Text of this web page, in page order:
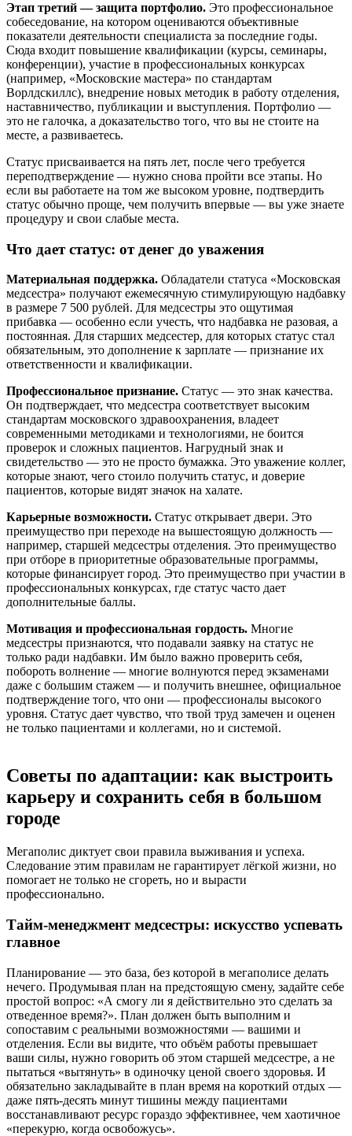
Этап третий — защита портфолио. Это профессиональное
собеседование, на котором оцениваются объективные
показатели деятельности специалиста за последние годы.
Сюда входит повышение квалификации (курсы, семинары,
конференции), участие в профессиональных конкурсах
(например, «Московские мастера» по стандартам
Ворлдскиллс), внедрение новых методик в работу отделения,
наставничество, публикации и выступления. Портфолио —
это не галочка, а доказательство того, что вы не стоите на
месте, а развиваетесь.
Статус присваивается на пять лет, после чего требуется
переподтверждение — нужно снова пройти все этапы. Но
если вы работаете на том же высоком уровне, подтвердить
статус обычно проще, чем получить впервые — вы уже знаете
процедуру и свои слабые места.
Что дает статус: от денег до уважения
Материальная поддержка. Обладатели статуса «Московская
медсестра» получают ежемесячную стимулирующую надбавку
в размере 7 500 рублей. Для медсестры это ощутимая
прибавка — особенно если учесть, что надбавка не разовая, а
постоянная. Для старших медсестер, для которых статус стал
обязательным, это дополнение к зарплате — признание их
ответственности и квалификации.
Профессиональное признание. Статус — это знак качества.
Он подтверждает, что медсестра соответствует высоким
стандартам московского здравоохранения, владеет
современными методиками и технологиями, не боится
проверок и сложных пациентов. Нагрудный знак и
свидетельство — это не просто бумажка. Это уважение коллег,
которые знают, чего стоило получить статус, и доверие
пациентов, которые видят значок на халате.
Карьерные возможности. Статус открывает двери. Это
преимущество при переходе на вышестоящую должность —
например, старшей медсестры отделения. Это преимущество
при отборе в приоритетные образовательные программы,
которые финансирует город. Это преимущество при участии в
профессиональных конкурсах, где статус часто дает
дополнительные баллы.
Мотивация и профессиональная гордость. Многие
медсестры признаются, что подавали заявку на статус не
только ради надбавки. Им было важно проверить себя,
побороть волнение — многие волнуются перед экзаменами
даже с большим стажем — и получить внешнее, официальное
подтверждение того, что они — профессионалы высокого
уровня. Статус дает чувство, что твой труд замечен и оценен
не только пациентами и коллегами, но и системой.
Советы по адаптации: как выстроить
карьеру и сохранить себя в большом
городе
Мегаполис диктует свои правила выживания и успеха.
Следование этим правилам не гарантирует лёгкой жизни, но
помогает не только не сгореть, но и вырасти
профессионально.
Тайм-менеджмент медсестры: искусство успевать
главное
Планирование — это база, без которой в мегаполисе делать
нечего. Продумывая план на предстоящую смену, задайте себе
простой вопрос: «А смогу ли я действительно это сделать за
отведенное время?». План должен быть выполним и
сопоставим с реальными возможностями — вашими и
отделения. Если вы видите, что объём работы превышает
ваши силы, нужно говорить об этом старшей медсестре, а не
пытаться «вытянуть» в одиночку ценой своего здоровья. И
обязательно закладывайте в план время на короткий отдых —
даже пять-десять минут тишины между пациентами
восстанавливают ресурс гораздо эффективнее, чем хаотичное
«перекурю, когда освобожусь».